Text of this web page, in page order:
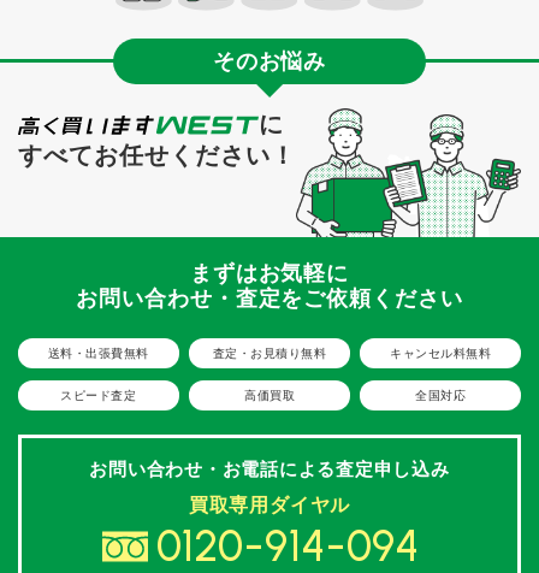
そのお悩み
に
すべてお任せください！
まずはお気軽に
お問い合わせ・査定をご依頼ください
送料・出張費無料 査定・お見積り無料 キャンセル料無料
スピード査定 高価買取 全国対応
お問い合わせ・お電話による査定申し込み
買取専用ダイヤル
0120-914-094